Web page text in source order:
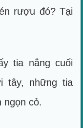
rượu đó? Tại
tia nắng cuối
tây, những tia
ngọn cỏ.